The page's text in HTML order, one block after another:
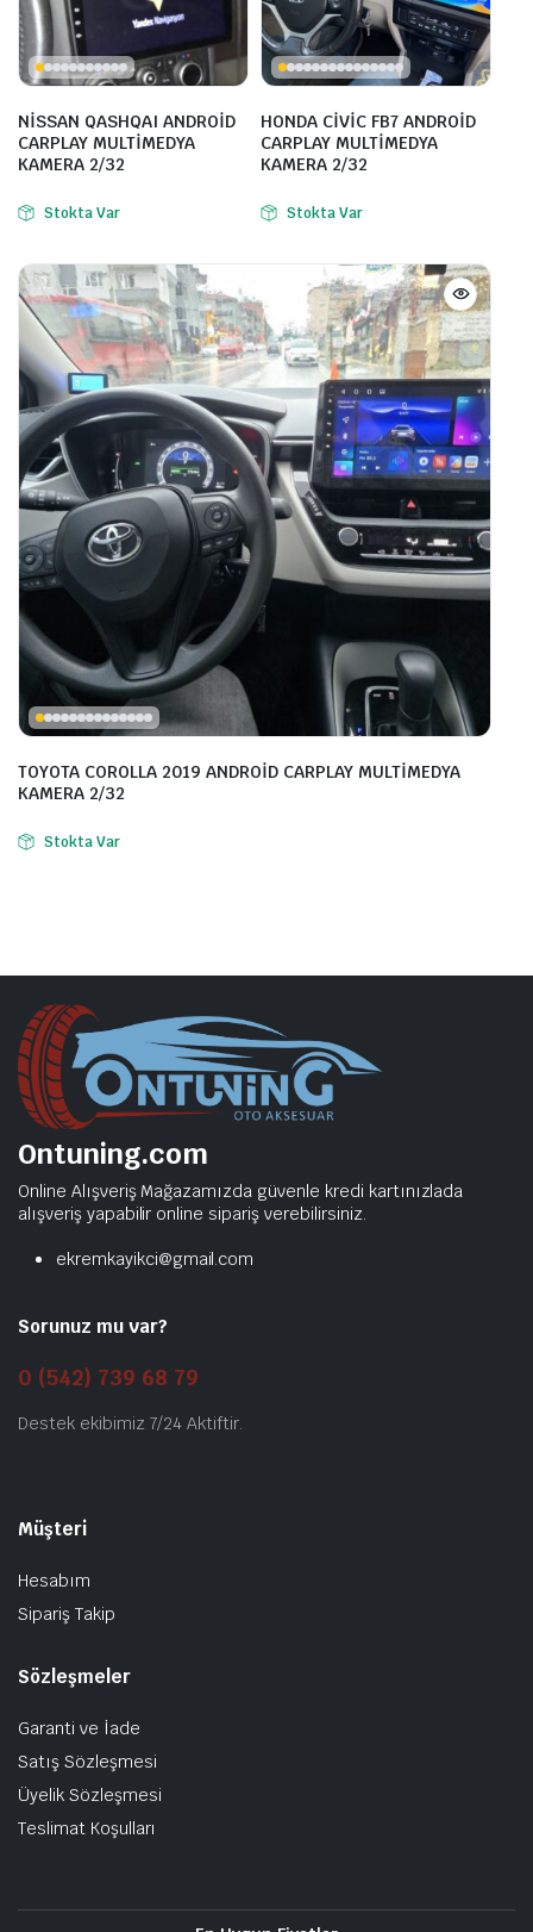
NİSSAN QASHQAI ANDROİD
CARPLAY MULTİMEDYA
KAMERA 2/32
Stokta Var
HONDA CİVİC FB7 ANDROİD
CARPLAY MULTİMEDYA
KAMERA 2/32
Stokta Var
TOYOTA COROLLA 2019 ANDROİD CARPLAY MULTİMEDYA
KAMERA 2/32
Stokta Var
Ontuning.com
Online Alışveriş Mağazamızda güvenle kredi kartınızlada
alışveriş yapabilir online sipariş verebilirsiniz.
ekremkayikci@gmail.com
Sorunuz mu var?
0 (542) 739 68 79
Destek ekibimiz 7/24 Aktiftir.
Müşteri
Hesabım
Sipariş Takip
Sözleşmeler
Garanti ve İade
Satış Sözleşmesi
Üyelik Sözleşmesi
Teslimat Koşulları